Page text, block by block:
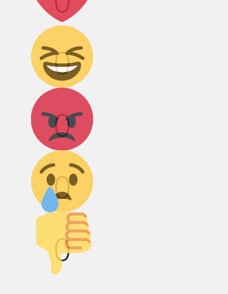
0
Дикий смех!
0
Агрессия!
0
Грусть :(
0
Палец вниз!